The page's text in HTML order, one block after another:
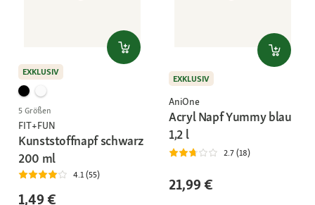
EXKLUSIV
5 Größen
FIT+FUN
Kunststoffnapf schwarz
200 ml
4.1 (55)
1,49 €
EXKLUSIV
AniOne
Acryl Napf Yummy blau
1,2 l
2.7 (18)
21,99 €